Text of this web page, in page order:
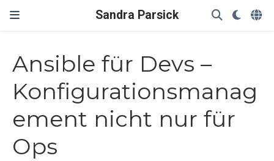
Sandra Parsick
Ansible für Devs –
Konfigurationsmanag
ement nicht nur für
Ops